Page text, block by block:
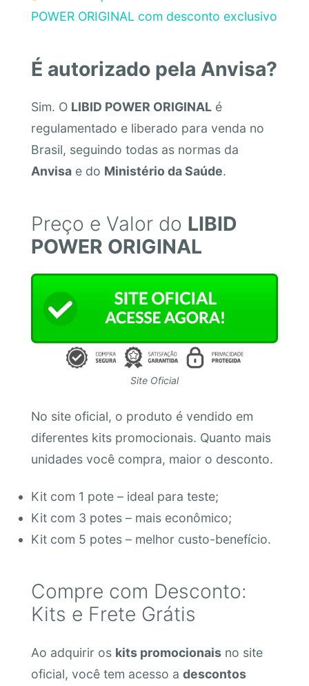
POWER ORIGINAL com desconto exclusivo
É autorizado pela Anvisa?
Sim. O LIBID POWER ORIGINALé
regulamentado e liberado para venda no
Brasil, seguindo todas as normas da
Anvisae do Ministério da Saúde.
Preço e Valor do LIBID
POWER ORIGINAL
Site Oficial
No site oficial, o produto é vendido em
diferentes kits promocionais. Quanto mais
unidades você compra, maior o desconto.
Kit com 1 pote – ideal para teste;
Kit com 3 potes – mais econômico;
Kit com 5 potes – melhor custo-benefício.
Compre com Desconto:
Kits e Frete Grátis
Ao adquirir os kits promocionaisno site
oficial, você tem acesso a descontos